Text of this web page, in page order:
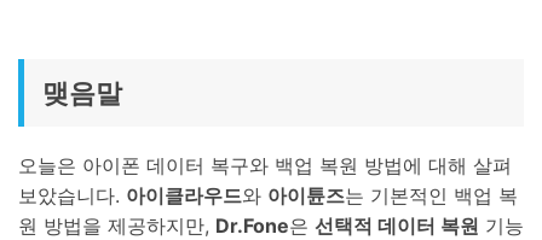
맺음말
오늘은 아이폰 데이터 복구와 백업 복원 방법에 대해 살펴
보았습니다. 아이클라우드와 아이튠즈는 기본적인 백업 복
원 방법을 제공하지만, Dr.Fone은 선택적 데이터 복원 기능